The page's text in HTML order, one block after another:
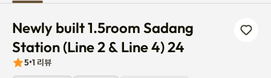
Newly built 1.5room Sadang
Station (Line 2 & Line 4) 24
5•1 리뷰